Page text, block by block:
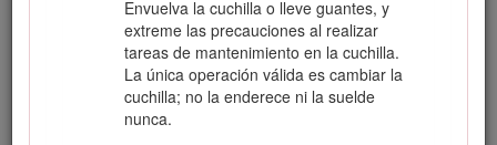
Envuelva la cuchilla o lleve guantes, y
extreme las precauciones al realizar
tareas de mantenimiento en la cuchilla.
La única operación válida es cambiar la
cuchilla; no la enderece ni la suelde
nunca.
combustible y apriételo firmemente.
Operación
No haga funcionar nunca el motor en un